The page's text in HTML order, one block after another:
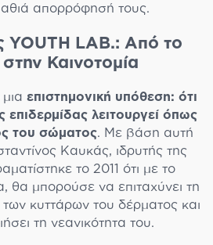
απορρόφησή τους.
YOUTH LAB.: Από το
Καινοτομία
επιστημονική υπόθεση: ότι
επιδερμίδας λειτουργεί όπως
του σώματος. Με βάση αυτή
Καυκάς, ιδρυτής της
το 2011 ότι με το
θα μπορούσε να επιταχύνει τη
κυττάρων του δέρματος και
τη νεανικότητα του.